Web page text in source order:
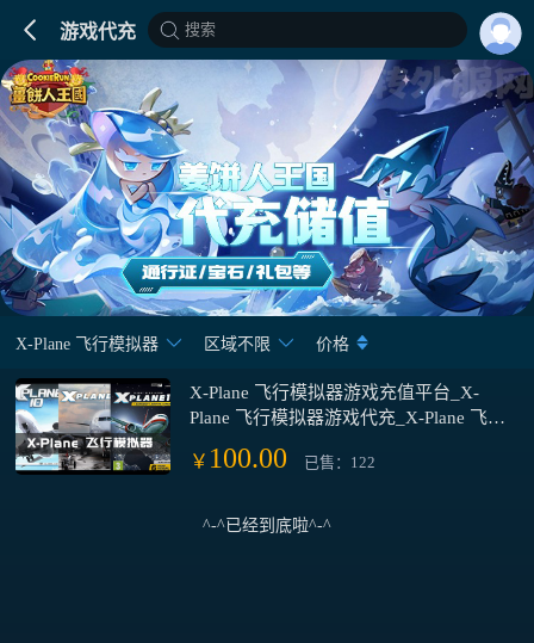
游戏代充 搜索
X-Plane 飞行模拟器 区域不限 价格
X-Plane 飞行模拟器游戏充值平台_X-
Plane 飞行模拟器游戏代充_X-Plane 飞行
￥ 100.00 已售：122
^-^已经到底啦^-^